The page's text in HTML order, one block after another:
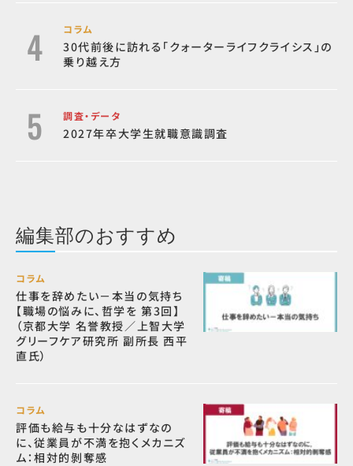
コラム
30代前後に訪れる「クォーターライフクライシス」の
乗り越え方
調査・データ
2027年卒大学生就職意識調査
編集部のおすすめ
コラム
仕事を辞めたい－本当の気持ち
【職場の悩みに、哲学を 第3回】
（京都大学 名誉教授／上智大学
グリーフケア研究所 副所長 西平
直氏）
コラム
評価も給与も十分なはずなの
に、従業員が不満を抱くメカニズ
ム：相対的剝奪感